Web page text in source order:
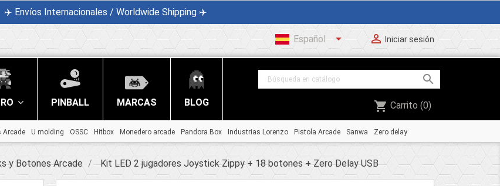
✈️ Envíos Internacionales / Worldwide Shipping ✈️
Español   Iniciar sesión
PINBALL MARCAS BLOG

shopping_cart Carrito (0)
Arcade U molding OSSC Hitbox Monedero arcade Pandora Box Industrias Lorenzo Pistola Arcade Sanwa Zero delay
y Botones Arcade Kit LED 2 jugadores Joystick Zippy + 18 botones + Zero Delay USB